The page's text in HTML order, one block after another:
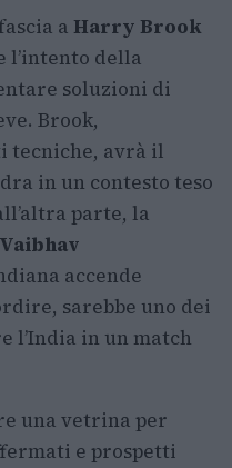
a Harry Brook
l’intento della
soluzioni di
Brook,
tecniche, avrà il
in un contesto teso
parte, la
Vaibhav
accende
sarebbe uno dei
l’India in un match
una vetrina per
e prospetti